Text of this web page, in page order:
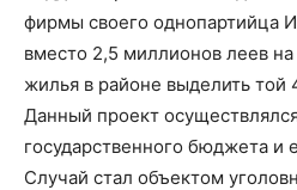
фирмы своего однопартийца
вместо 2,5 миллионов леев
жилья в районе выделить той
Данный проект
государственного бюджета и
Случай стал объектом